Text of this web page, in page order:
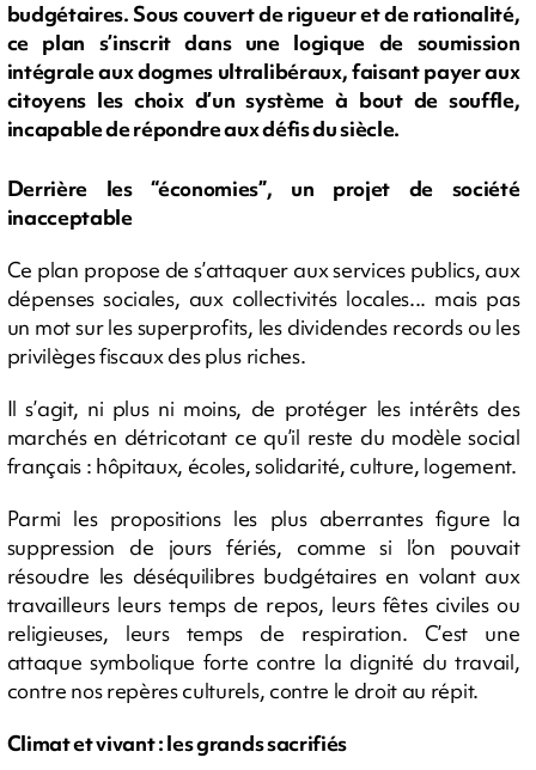
budgétaires. Sous couvert de rigueur et de rationalité,
ce plan s’inscrit dans une logique de soumission
intégrale aux dogmes ultralibéraux, faisant payer aux
citoyens les choix d’un système à bout de souffle,
incapable de répondre aux défis du siècle.
Derrière les “économies”, un projet de société
inacceptable
Ce plan propose de s’attaquer aux services publics, aux
dépenses sociales, aux collectivités locales... mais pas
un mot sur les superprofits, les dividendes records ou les
privilèges fiscaux des plus riches.
Il s’agit, ni plus ni moins, de protéger les intérêts des
marchés en détricotant ce qu’il reste du modèle social
français : hôpitaux, écoles, solidarité, culture, logement.
Parmi les propositions les plus aberrantes figure la
suppression de jours fériés, comme si l’on pouvait
résoudre les déséquilibres budgétaires en volant aux
travailleurs leurs temps de repos, leurs fêtes civiles ou
religieuses, leurs temps de respiration. C’est une
attaque symbolique forte contre la dignité du travail,
contre nos repères culturels, contre le droit au répit.
Climat et vivant : les grands sacrifiés